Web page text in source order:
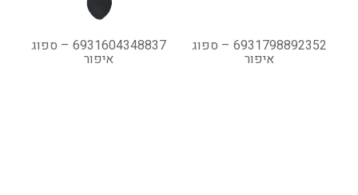
6931798892352 – ספוג
איפור
6931604348837 – ספוג
איפור